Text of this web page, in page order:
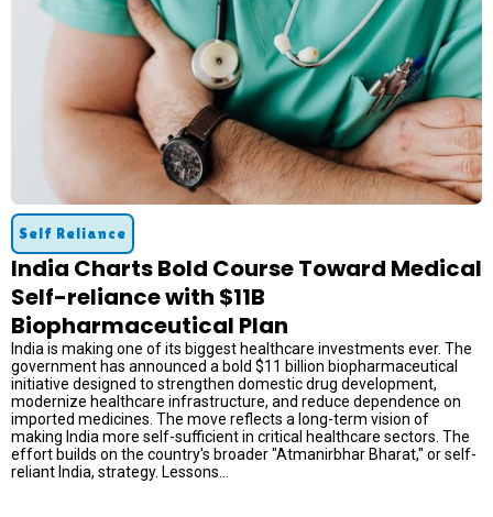
Self Reliance
India Charts Bold Course Toward Medical
Self-reliance with $11B
Biopharmaceutical Plan
India is making one of its biggest healthcare investments ever. The
government has announced a bold $11 billion biopharmaceutical
initiative designed to strengthen domestic drug development,
modernize healthcare infrastructure, and reduce dependence on
imported medicines. The move reflects a long-term vision of
making India more self-sufficient in critical healthcare sectors. The
effort builds on the country's broader "Atmanirbhar Bharat," or self-
reliant India, strategy. Lessons...